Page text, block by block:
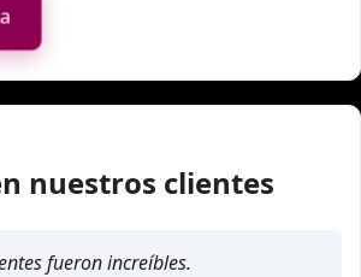
nuestros clientes
fueron increíbles.